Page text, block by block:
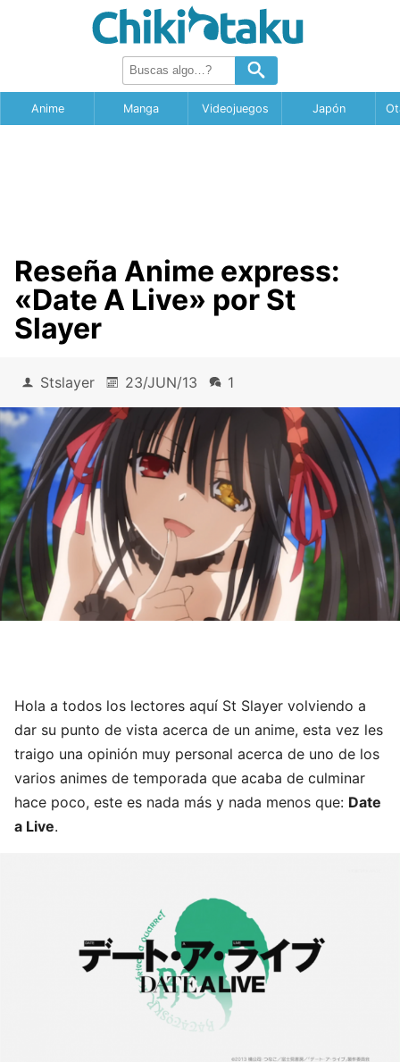
Anime Manga Videojuegos Japón
Reseña Anime express:
«Date A Live» por St
Slayer
Stslayer 23/JUN/13 1
Hola a todos los lectores aquí St Slayer volviendo a
dar su punto de vista acerca de un anime, esta vez les
traigo una opinión muy personal acerca de uno de los
varios animes de temporada que acaba de culminar
hace poco, este es nada más y nada menos que: Date
a Live.